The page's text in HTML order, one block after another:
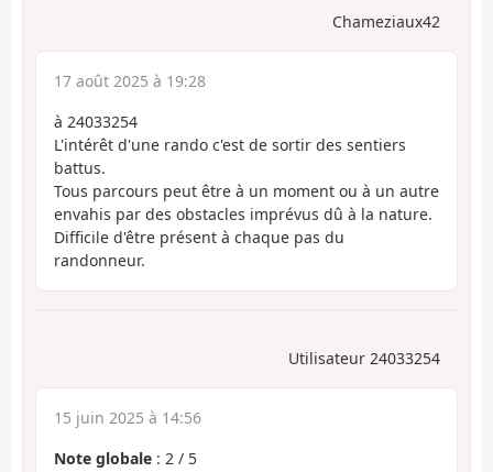
Chameziaux42
17 août 2025 à 19:28
à 24033254
L'intérêt d'une rando c'est de sortir des sentiers
battus.
Tous parcours peut être à un moment ou à un autre
envahis par des obstacles imprévus dû à la nature.
Difficile d'être présent à chaque pas du
randonneur.
Utilisateur 24033254
15 juin 2025 à 14:56
Note globale : 2 / 5